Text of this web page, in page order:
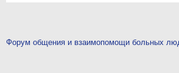
Форум общения и взаимопомощи больных